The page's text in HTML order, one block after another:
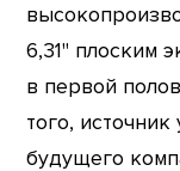
6,31" плоским
в первой
того,
будущего